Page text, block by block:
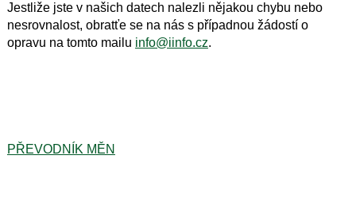
Jestliže jste v našich datech nalezli nějakou chybu nebo
nesrovnalost, obratťe se na nás s případnou žádostí o
opravu na tomto mailu info@iinfo.cz.
PŘEVODNÍK MĚN